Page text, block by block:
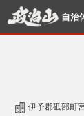
自治
伊予郡砥部町